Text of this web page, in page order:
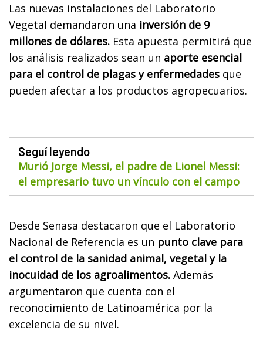
Las nuevas instalaciones del Laboratorio
Vegetal demandaron una inversión de 9
millones de dólares. Esta apuesta permitirá que
los análisis realizados sean un aporte esencial
para el control de plagas y enfermedades que
pueden afectar a los productos agropecuarios.
Seguí leyendo
Murió Jorge Messi, el padre de Lionel Messi:
el empresario tuvo un vínculo con el campo
Desde Senasa destacaron que el Laboratorio
Nacional de Referencia es un punto clave para
el control de la sanidad animal, vegetal y la
inocuidad de los agroalimentos. Además
argumentaron que cuenta con el
reconocimiento de Latinoamérica por la
excelencia de su nivel.